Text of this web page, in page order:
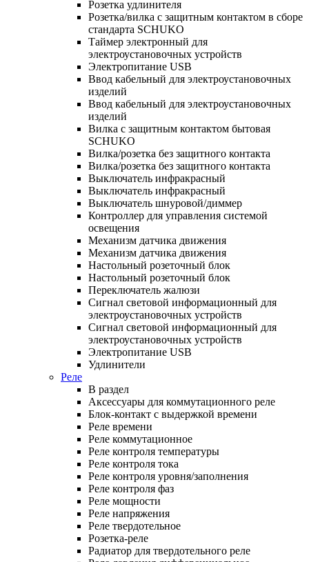
Розетка удлинителя
Розетка/вилка с защитным контактом в сборе
стандарта SCHUKO
Таймер электронный для
электроустановочных устройств
Электропитание USB
Ввод кабельный для электроустановочных
изделий
Ввод кабельный для электроустановочных
изделий
Вилка с защитным контактом бытовая
SCHUKO
Вилка/розетка без защитного контакта
Вилка/розетка без защитного контакта
Выключатель инфракрасный
Выключатель инфракрасный
Выключатель шнуровой/диммер
Контроллер для управления системой
освещения
Механизм датчика движения
Механизм датчика движения
Настольный розеточный блок
Настольный розеточный блок
Переключатель жалюзи
Сигнал световой информационный для
электроустановочных устройств
Сигнал световой информационный для
электроустановочных устройств
Электропитание USB
Удлинители
Реле
В раздел
Аксессуары для коммутационного реле
Блок-контакт с выдержкой времени
Реле времени
Реле коммутационное
Реле контроля температуры
Реле контроля тока
Реле контроля уровня/заполнения
Реле контроля фаз
Реле мощности
Реле напряжения
Реле твердотельное
Розетка-реле
Радиатор для твердотельного реле